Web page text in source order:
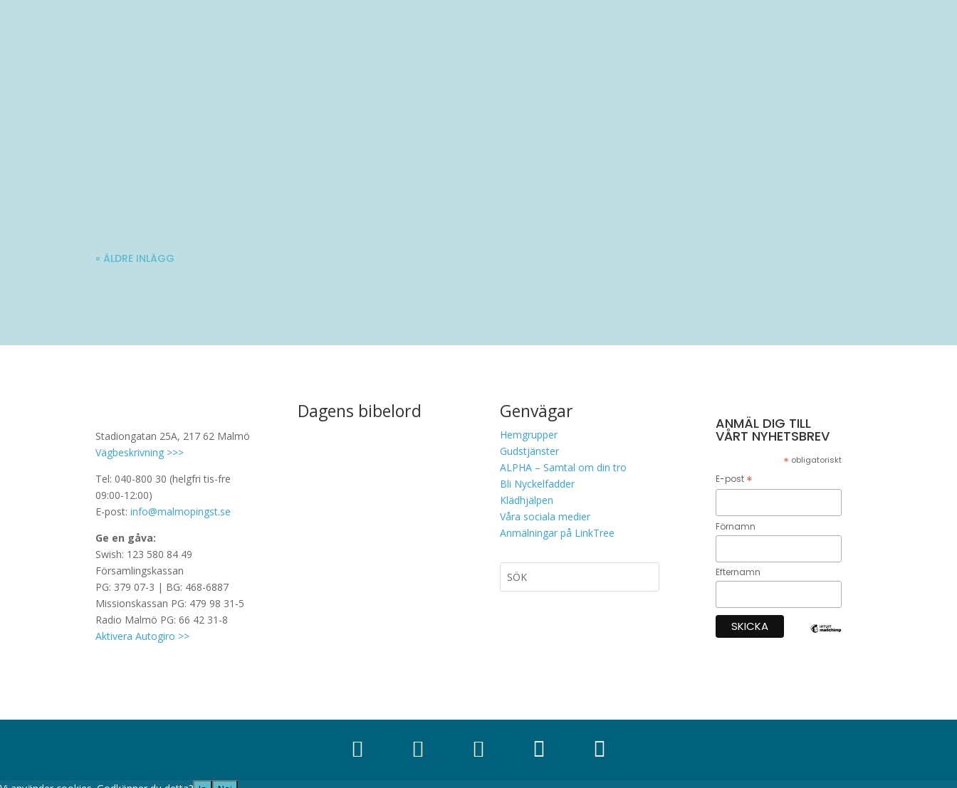
« ÄLDRE INLÄGG
Stadiongatan 25A, 217 62 Malmö
Vägbeskrivning >>>
Tel: 040-800 30 (helgfri tis-fre
09:00-12:00)
E-post:info@malmopingst.se
Ge en gåva:
Swish: 123 580 84 49
Församlingskassan
PG: 379 07-3 | BG: 468-6887
Missionskassan PG: 479 98 31-5
Radio Malmö PG: 66 42 31-8
Aktivera Autogiro >>
Dagens bibelord Genvägar
Hemgrupper
Gudstjänster
ALPHA – Samtal om din tro
Bli Nyckelfadder
Klädhjälpen
Våra sociala medier
Anmälningar på LinkTree
ANMÄL DIG TILL
VÅRT NYHETSBREV
* obligatoriskt
E-post *
Förnamn
Efternamn
    